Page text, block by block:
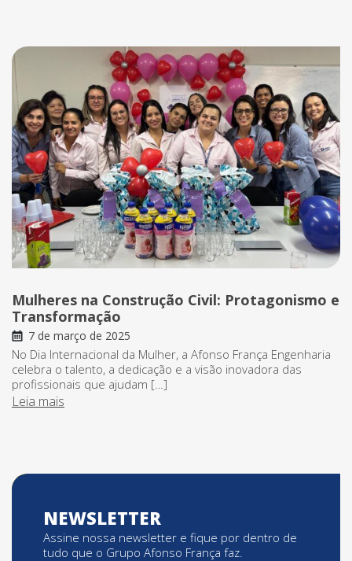
Mulheres na Construção Civil: Protagonismo e
Transformação
7 de março de 2025
No Dia Internacional da Mulher, a Afonso França Engenharia
celebra o talento, a dedicação e a visão inovadora das
profissionais que ajudam […]
Leia mais
NEWSLETTER
Assine nossa newsletter e fique por dentro de
tudo que o Grupo Afonso França faz.